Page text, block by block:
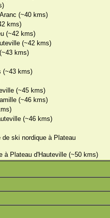
(~40 kms)
kms)
(~42 kms)
(~42 kms)
kms)
(~43 kms)
(~45 kms)
(~46 kms)
(~46 kms)
ski nordique à Plateau
à Plateau d'Hauteville (~50 kms)